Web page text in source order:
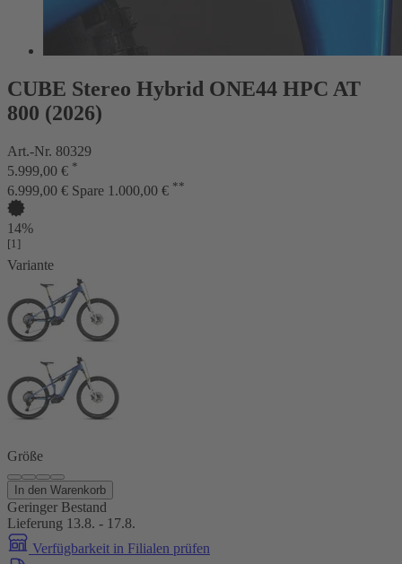
CUBE Stereo Hybrid ONE44 HPC AT
800 (2026)
Art.-Nr. 80329
5.999,00 € *
6.999,00 € Spare 1.000,00 € **
14%
[1]
Variante
Größe
In den Warenkorb
Geringer Bestand
Lieferung 13.8. - 17.8.
Verfügbarkeit in Filialen prüfen